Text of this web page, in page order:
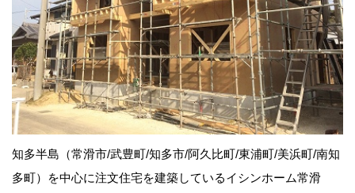
知多半島（常滑市/武豊町/知多市/阿久比町/東浦町/美浜町/南知
多町）を中心に注文住宅を建築しているイシンホーム常滑